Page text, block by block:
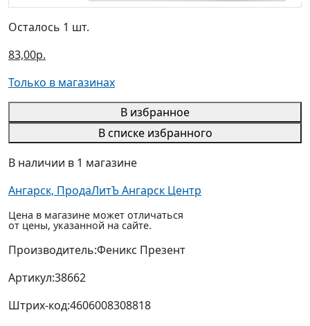
Осталось 1 шт.
83,00р.
Только в магазинах
В избранное
В списке избранного
В наличии в 1 магазине
Ангарск, ПродаЛитЪ Ангарск Центр
Цена в магазине может отличаться
от цены, указанной на сайте.
Производитель:Феникс Презент
Артикул:38662
Штрих-код:4606008308818